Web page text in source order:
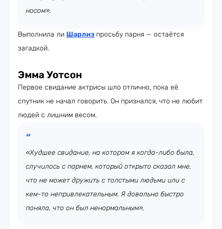
носом».
Выполнила ли Шарлиз просьбу парня — остаётся
загадкой.
Эмма Уотсон
Первое свидание актрисы шло отлично, пока её
спутник не начал говорить. Он признался, что не любит
людей с лишним весом.
«Худшее свидание, на котором я когда-либо была,
случилось с парнем, который открыто сказал мне,
что не может дружить с толстыми людьми или с
кем-то непривлекательным. Я довольно быстро
поняла, что он был ненормальным»,